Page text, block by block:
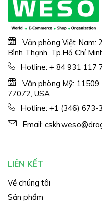
Văn phòng Việt Nam:
Bình Thạnh, Tp.Hồ Chí
Hotline: + 84 931 117
Văn phòng Mỹ:
77072, USA
Hotline: +1 (346) 673-
Email:
LIÊN KẾT
Về chúng tôi
Sản phẩm